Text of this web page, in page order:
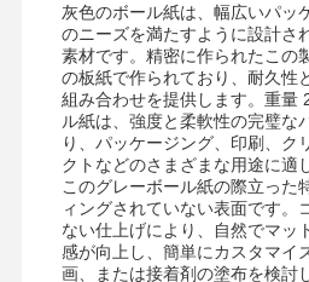
灰色のボール紙は、幅広いパッ
のニーズを満たすように設計さ
素材です。精密に作られたこの
の板紙で作られており、耐久性
組み合わせを提供します。重量
ル紙は、強度と柔軟性の完璧な
り、パッケージング、印刷、ク
クトなどのさまざまな用途に適
このグレーボール紙の際立った
ィングされていない表面です。
ない仕上げにより、自然でマッ
感が向上し、簡単にカスタマイ
画、または接着剤の塗布を検討